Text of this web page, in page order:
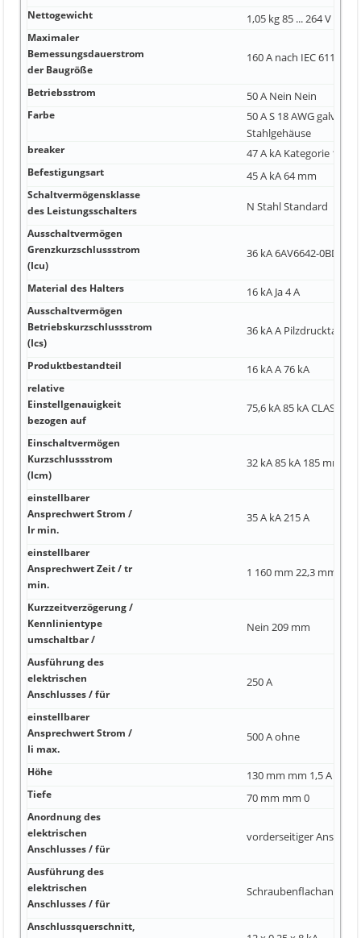
Nettogewicht 1,05 kg 85 ... 264 V 200 A
Maximaler
Bemessungsdauerstrom
der Baugröße
160 A nach IEC 61131-2
Betriebsstrom 50 A Nein Nein
Farbe
50 A S 18 AWG
Stahlgehäuse
breaker 47 A kA Kategorie 1,
Befestigungsart 45 A kA 64 mm
Schaltvermögensklasse
des Leistungsschalters
N Stahl Standard
Ausschaltvermögen
Grenzkurzschlussstrom
(Icu)
36 kA 6AV6642-0BD01-
Material des Halters 16 kA Ja 4 A
Ausschaltvermögen
Betriebskurzschlussstrom
(Ics)
36 kA A Pilzdrucktaster
Produktbestandteil 16 kA A 76 kA
relative
Einstellgenauigkeit
bezogen auf
75,6 kA 85 kA CLASS 10
Einschaltvermögen
Kurzschlussstrom
(Icm)
32 kA 85 kA 185 mm
einstellbarer
Ansprechwert Strom /
Ir min.
35 A kA 215 A
einstellbarer
Ansprechwert Zeit / tr
min.
1 160 mm 22,3 mm
Kurzzeitverzögerung /
Kennlinientype
umschaltbar /
Nein 209 mm
Ausführung des
elektrischen
Anschlusses / für
250 A
einstellbarer
Ansprechwert Strom /
Ii max.
500 A ohne
Höhe 130 mm mm 1,5 A
Tiefe 70 mm mm 0
Anordnung des
elektrischen
Anschlusses / für
vorderseitiger
Ausführung des
elektrischen
Anschlusses / für
Anschlussquerschnitt,